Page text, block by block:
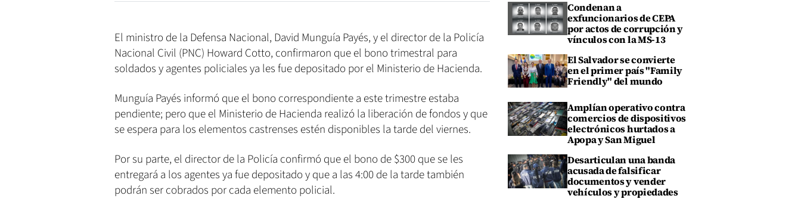
El ministro de la Defensa Nacional, David Munguía Payés, y el director de la Policía
Nacional Civil (PNC) Howard Cotto, confirmaron que el bono trimestral para
soldados y agentes policiales ya les fue depositado por el Ministerio de Hacienda.
Munguía Payés informó que el bono correspondiente a este trimestre estaba
pendiente; pero que el Ministerio de Hacienda realizó la liberación de fondos y que
se espera para los elementos castrenses estén disponibles la tarde del viernes.
Por su parte, el director de la Policía confirmó que el bono de $300 que se les
entregará a los agentes ya fue depositado y que a las 4:00 de la tarde también
podrán ser cobrados por cada elemento policial.
Condenan a
exfuncionarios de CEPA
por actos de corrupción y
vínculos con la MS-13
El Salvador se convierte
en el primer país "Family
Friendly" del mundo
Amplían operativo contra
comercios de dispositivos
electrónicos hurtados a
Apopa y San Miguel
Desarticulan una banda
acusada de falsificar
documentos y vender
vehículos y propiedades